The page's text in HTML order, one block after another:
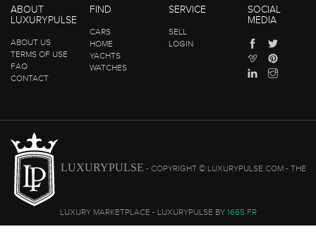
ABOUT
LUXURYPULSE
ABOUT US
TERMS OF USE
FAQ
CONTACT
FIND
CARS
HOME
YACHTS
WATCHES
SERVICE
SELL
LOGIN
SOCIAL
MEDIA
LUXURYPULSE - COPYRIGHT © LUXURYPULSE.COM - THE
LUXURY MARKETPLACE - LUXURYPULSE BY 1665.FR